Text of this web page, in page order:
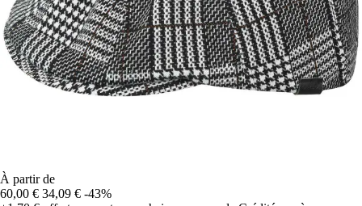
À partir de
60,00 € 34,09 € -43%